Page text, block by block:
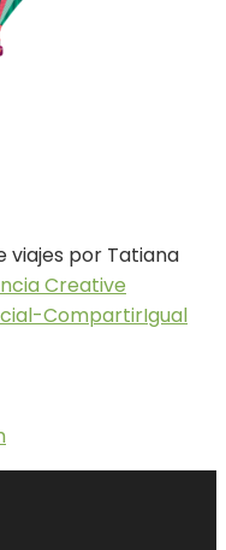
viajes por Tatiana
Creative
CompartirIgual